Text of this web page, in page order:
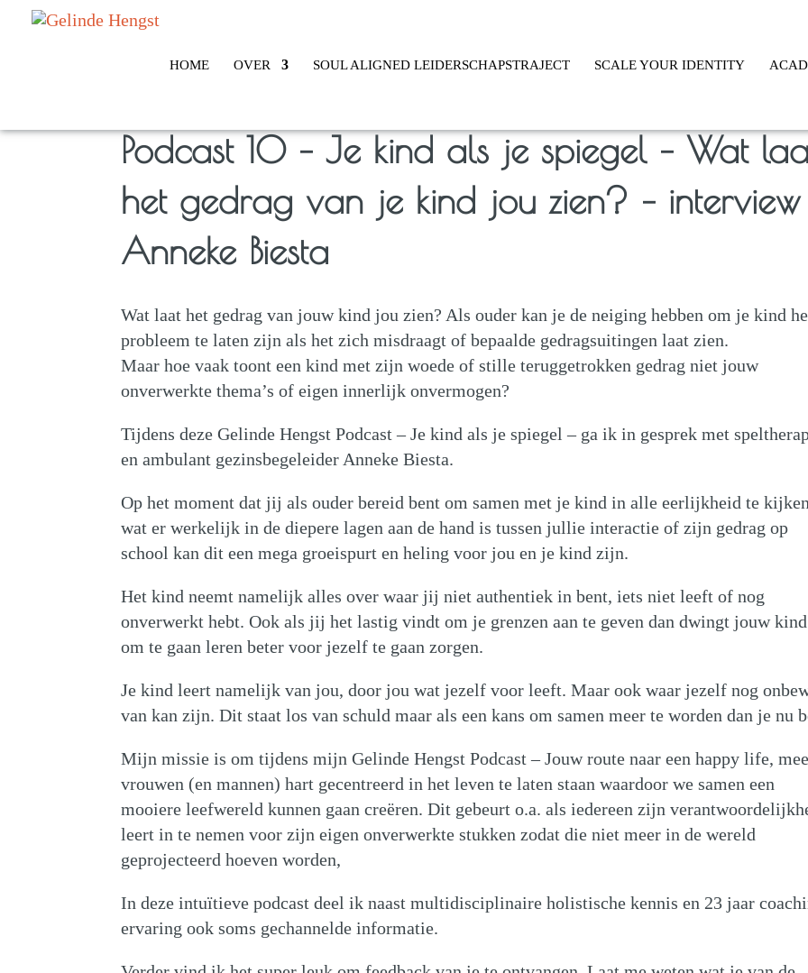
HOME OVER SOUL ALIGNED LEIDERSCHAPSTRAJECT SCALE YOUR IDENTITY
Podcast 10 – Je kind als je spiegel – Wat
het gedrag van je kind jou zien? – interview
Anneke Biesta
Wat laat het gedrag van jouw kind jou zien? Als ouder kan je de neiging hebben om je kind
probleem te laten zijn als het zich misdraagt of bepaalde gedragsuitingen laat zien.
Maar hoe vaak toont een kind met zijn woede of stille teruggetrokken gedrag niet jouw
onverwerkte thema’s of eigen innerlijk onvermogen?
Tijdens deze Gelinde Hengst Podcast – Je kind als je spiegel – ga ik in gesprek met
en ambulant gezinsbegeleider Anneke Biesta.
Op het moment dat jij als ouder bereid bent om samen met je kind in alle eerlijkheid te kijken
wat er werkelijk in de diepere lagen aan de hand is tussen jullie interactie of zijn gedrag op
school kan dit een mega groeispurt en heling voor jou en je kind zijn.
Het kind neemt namelijk alles over waar jij niet authentiek in bent, iets niet leeft of nog
onverwerkt hebt. Ook als jij het lastig vindt om je grenzen aan te geven dan dwingt jouw
om te gaan leren beter voor jezelf te gaan zorgen.
Je kind leert namelijk van jou, door jou wat jezelf voor leeft. Maar ook waar jezelf nog
van kan zijn. Dit staat los van schuld maar als een kans om samen meer te worden dan je nu
Mijn missie is om tijdens mijn Gelinde Hengst Podcast – Jouw route naar een happy life,
vrouwen (en mannen) hart gecentreerd in het leven te laten staan waardoor we samen een
mooiere leefwereld kunnen gaan creëren. Dit gebeurt o.a. als iedereen zijn
leert in te nemen voor zijn eigen onverwerkte stukken zodat die niet meer in de wereld
geprojecteerd hoeven worden,
In deze intuïtieve podcast deel ik naast multidisciplinaire holistische kennis en 23 jaar
ervaring ook soms gechannelde informatie.